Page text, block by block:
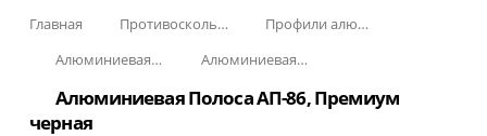
Главная Противоскользящая защита для лестниц, профили, ленты
Профили алюминиевые с резиновой вставкой
Алюминиевая полоса с резиновыми вставками
Алюминиевая Полоса с двумя резиновыми вставками АП-86 Премиум
Алюминиевая Полоса АП-86, Премиум
черная